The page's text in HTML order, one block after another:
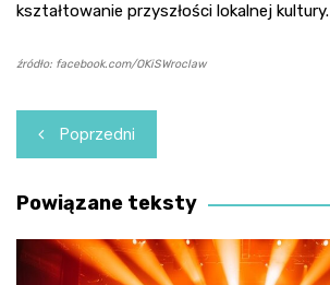
kształtowanie przyszłości lokalnej kultury.
źródło: facebook.com/OKiSWroclaw
Nawigacja
wpisu
Poprzedni
Powiązane teksty